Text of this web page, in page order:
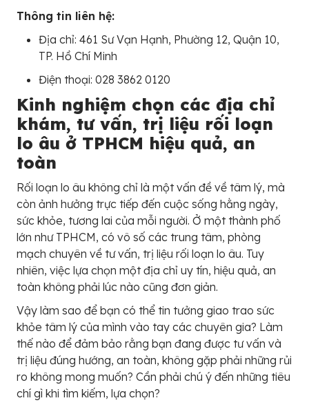
Thông tin liên hệ:
Địa chỉ: 461 Sư Vạn Hạnh, Phường 12, Quận 10,
TP. Hồ Chí Minh
Điện thoại: 028 3862 0120
Kinh nghiệm chọn các địa chỉ
khám, tư vấn, trị liệu rối loạn
lo âu ở TPHCM hiệu quả, an
toàn
Rối loạn lo âu không chỉ là một vấn đề về tâm lý, mà
còn ảnh hưởng trực tiếp đến cuộc sống hằng ngày,
sức khỏe, tương lai của mỗi người. Ở một thành phố
lớn như TPHCM, có vô số các trung tâm, phòng
mạch chuyên về tư vấn, trị liệu rối loạn lo âu. Tuy
nhiên, việc lựa chọn một địa chỉ uy tín, hiệu quả, an
toàn không phải lúc nào cũng đơn giản.
Vậy làm sao để bạn có thể tin tưởng giao trao sức
khỏe tâm lý của mình vào tay các chuyên gia? Làm
thế nào để đảm bảo rằng bạn đang được tư vấn và
trị liệu đúng hướng, an toàn, không gặp phải những rủi
ro không mong muốn? Cần phải chú ý đến những tiêu
chí gì khi tìm kiếm, lựa chọn?